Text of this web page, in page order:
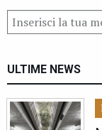
ULTIME NEWS